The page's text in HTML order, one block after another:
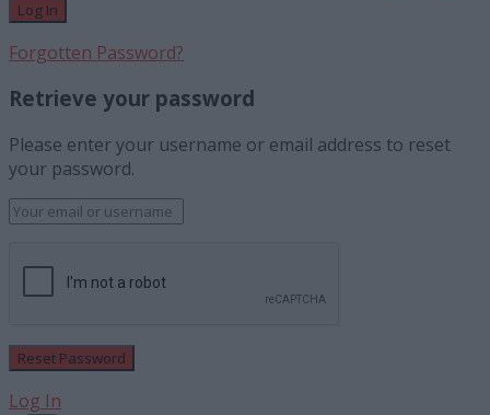
Forgotten Password?
Retrieve your password
Please enter your username or email address to reset
your password.
Log In